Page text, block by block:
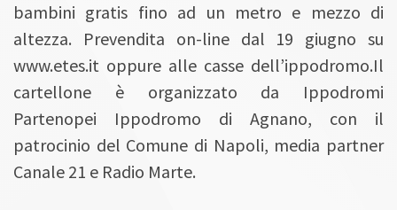
bambini gratis fino ad un metro e mezzo di
altezza. Prevendita on-line dal 19 giugno su
www.etes.it oppure alle casse dell’ippodromo.Il
cartellone è organizzato da Ippodromi
Partenopei Ippodromo di Agnano, con il
patrocinio del Comune di Napoli, media partner
Canale 21 e Radio Marte.